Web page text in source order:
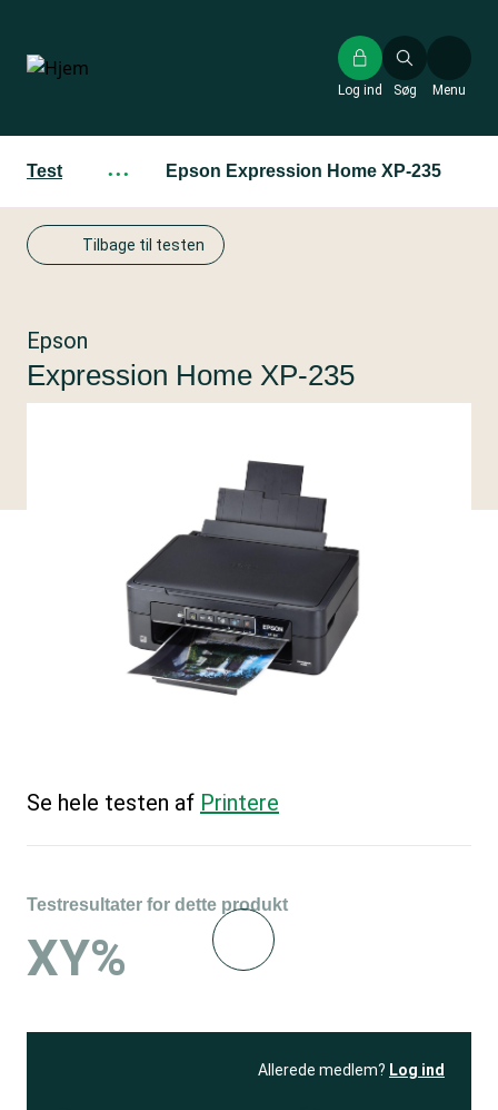
hovedindhold
Søg
Log ind Menu
Test ··· Epson Expression Home XP-235
Tilbage til testen
Epson
Expression Home XP-235
Se hele testen af Printere
Testresultater for dette produkt
XY%
Allerede medlem? Log ind